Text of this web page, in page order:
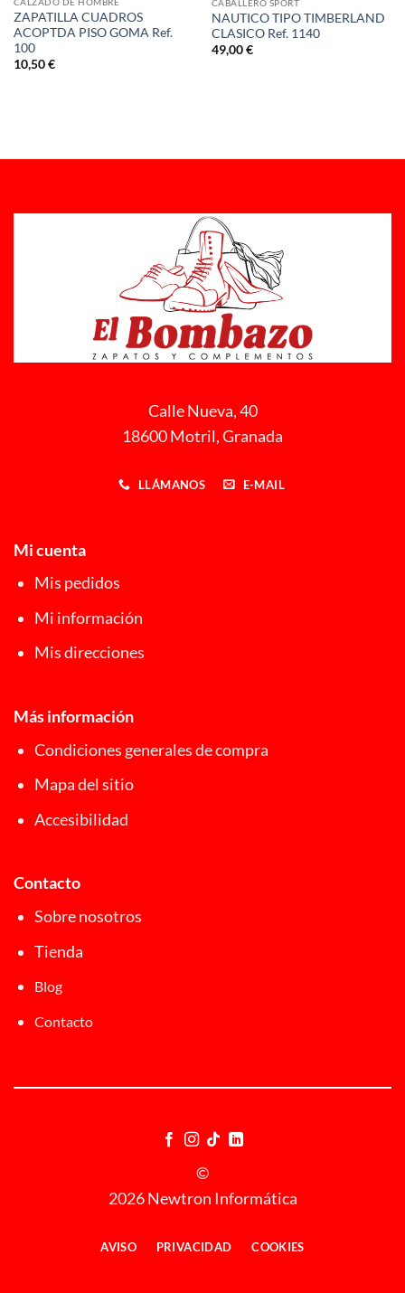
ZAPATILLA CUADROS
ACOPTDA PISO GOMA Ref.
100
10,50€
CABALLERO SPORT
NAUTICO TIPO TIMBERLAND
CLASICO Ref. 1140
49,00€
Calle Nueva, 40
18600 Motril, Granada
LLÁMANOS E-MAIL
Mi cuenta
Mis pedidos
Mi información
Mis direcciones
Más información
Condiciones generales de compra
Mapa del sitio
Accesibilidad
Contacto
Sobre nosotros
Tienda
Blog
Contacto
©
2026 Newtron Informática
AVISO PRIVACIDAD COOKIES